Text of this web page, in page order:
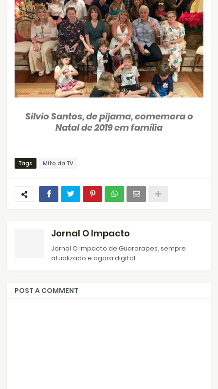
Silvio Santos, de pijama, comemora o
Natal de 2019 em família
Tags Mito da TV
Jornal O Impacto
Jornal O Impacto de Guararapes, sempre
atualizado e agora digital.
POST A COMMENT